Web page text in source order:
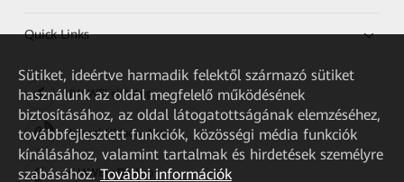
Quick Links
HUAWEI eKit App
Huawei HiKnow App
HUAWEI eFly App
Sütiket, ideértve harmadik felektől származó sütiket
használunk az oldal megfelelő működésének
biztosításához, az oldal látogatottságának elemzéséhez,
továbbfejlesztett funkciók, közösségi média funkciók
kínálásához, valamint tartalmak és hirdetések személyre
szabásához. További információk